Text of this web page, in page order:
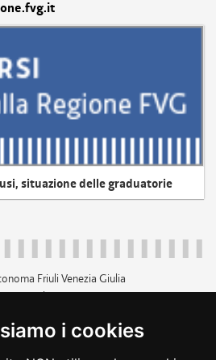
i cookies
situazione delle graduatorie
Friuli Venezia Giulia
p.iva 00526040324
040 3771111